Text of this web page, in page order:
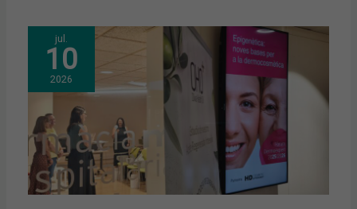
jul.
10
2026